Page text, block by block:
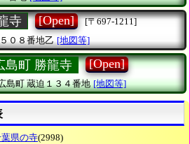
寺 [Open]
[〒697-1211]
０８番地乙 [地図等]
島町 勝龍寺 [Open]
島町蔵迫１３４番地 [地図等]
県の寺(2998)